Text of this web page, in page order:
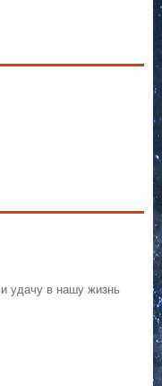
удачу в нашу жизнь